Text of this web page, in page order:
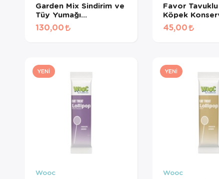
Garden Mix Sindirim ve
Tüy Yumağı
Destekleyen Kedi Çimi
130,00
Favor
Köpek
Gr
45,00
YENI
Wooc
YENI
Wooc